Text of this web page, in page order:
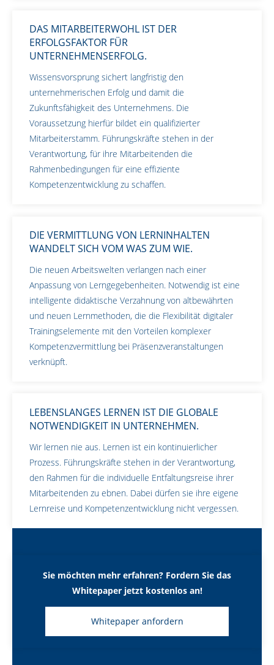
DAS MITARBEITERWOHL IST DER
ERFOLGSFAKTOR FÜR
UNTERNEHMENSERFOLG.
Wissensvorsprung sichert langfristig den
unternehmerischen Erfolg und damit die
Zukunftsfähigkeit des Unternehmens. Die
Voraussetzung hierfür bildet ein qualifizierter
Mitarbeiterstamm. Führungskräfte stehen in der
Verantwortung, für ihre Mitarbeitenden die
Rahmenbedingungen für eine effiziente
Kompetenzentwicklung zu schaffen.
DIE VERMITTLUNG VON LERNINHALTEN
WANDELT SICH VOM WAS ZUM WIE.
Die neuen Arbeitswelten verlangen nach einer
Anpassung von Lerngegebenheiten. Notwendig ist eine
intelligente didaktische Verzahnung von altbewährten
und neuen Lernmethoden, die die Flexibilität digitaler
Trainingselemente mit den Vorteilen komplexer
Kompetenzvermittlung bei Präsenzveranstaltungen
verknüpft.
LEBENSLANGES LERNEN IST DIE GLOBALE
NOTWENDIGKEIT IN UNTERNEHMEN.
Wir lernen nie aus. Lernen ist ein kontinuierlicher
Prozess. Führungskräfte stehen in der Verantwortung,
den Rahmen für die individuelle Entfaltungsreise ihrer
Mitarbeitenden zu ebnen. Dabei dürfen sie ihre eigene
Lernreise und Kompetenzentwicklung nicht vergessen.
Sie möchten mehr erfahren? Fordern Sie das
Whitepaper jetzt kostenlos an!
Whitepaper anfordern